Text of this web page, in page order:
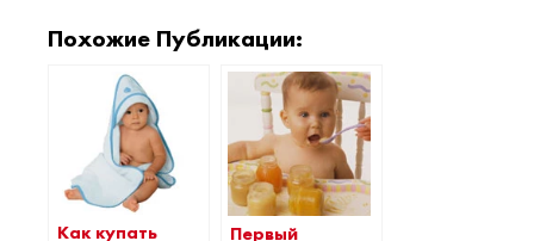
Похожие Публикации:
Как купать
Первый